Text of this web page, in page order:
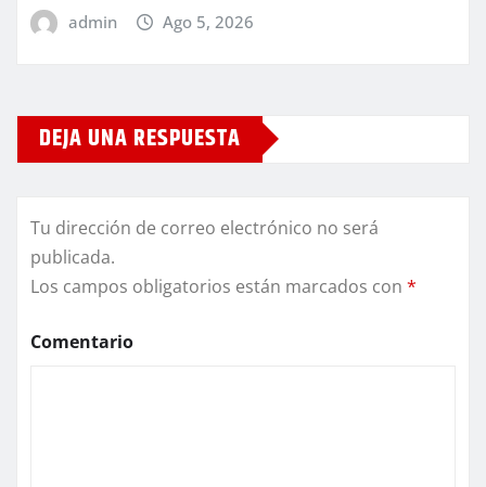
admin Ago 5, 2026
DEJA UNA RESPUESTA
Tu dirección de correo electrónico no será
publicada.
Los campos obligatorios están marcados con *
Comentario